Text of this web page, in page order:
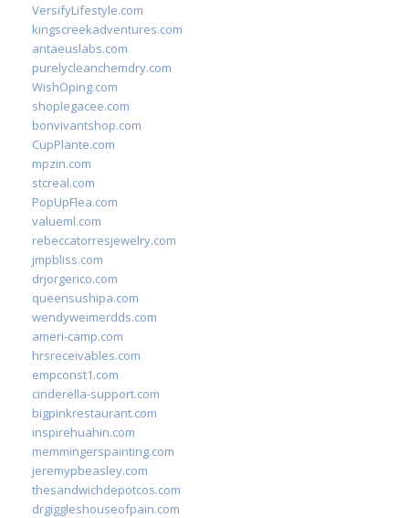
VersifyLifestyle.com
kingscreekadventures.com
antaeuslabs.com
purelycleanchemdry.com
WishOping.com
shoplegacee.com
bonvivantshop.com
CupPlante.com
mpzin.com
stcreal.com
PopUpFlea.com
valueml.com
rebeccatorresjewelry.com
jmpbliss.com
drjorgerico.com
queensushipa.com
wendyweimerdds.com
ameri-camp.com
hrsreceivables.com
empconst1.com
cinderella-support.com
bigpinkrestaurant.com
inspirehuahin.com
memmingerspainting.com
jeremypbeasley.com
thesandwichdepotcos.com
drgiggleshouseofpain.com